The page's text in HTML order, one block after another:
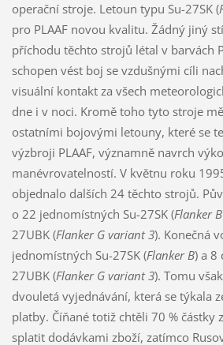
operační stroje. Letoun typu Su-27SK (
pro PLAAF novou kvalitu. Žádný jiný
příchodu těchto strojů létal v barvách
schopen vést boj se vzdušnými cíli
visuální kontakt za všech
dne i v noci. Kromě toho tyto stroje
ostatními bojovými letouny, které se
výzbroji PLAAF, významně navrch
manévrovatelností. V květnu roku
objednalo dalších 24 těchto strojů.
o 22 jednomístných Su-27SK (Flanker B
27UBK (Flanker G variant 3). Konečná
jednomístných Su-27SK (Flanker B) a 8
27UBK (Flanker G variant 3). Tomu
dvouletá vyjednávání, která se týkala
platby. Číňané totiž chtěli 70 % částky
splatit dodávkami zboží, zatímco